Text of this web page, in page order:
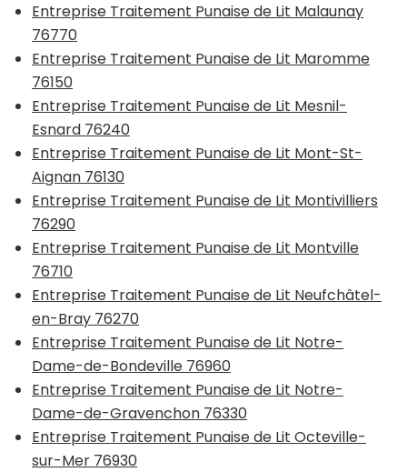
Entreprise Traitement Punaise de Lit Malaunay
76770
Entreprise Traitement Punaise de Lit Maromme
76150
Entreprise Traitement Punaise de Lit Mesnil-
Esnard 76240
Entreprise Traitement Punaise de Lit Mont-St-
Aignan 76130
Entreprise Traitement Punaise de Lit Montivilliers
76290
Entreprise Traitement Punaise de Lit Montville
76710
Entreprise Traitement Punaise de Lit Neufchâtel-
en-Bray 76270
Entreprise Traitement Punaise de Lit Notre-
Dame-de-Bondeville 76960
Entreprise Traitement Punaise de Lit Notre-
Dame-de-Gravenchon 76330
Entreprise Traitement Punaise de Lit Octeville-
sur-Mer 76930